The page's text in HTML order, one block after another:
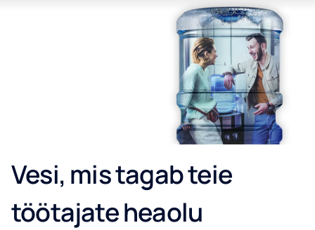
Vesi, mis tagab teie
töötajate heaolu